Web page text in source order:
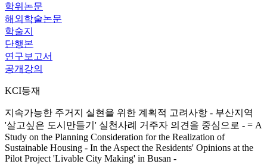
학위논문
해외학술논문
학술지
단행본
연구보고서
공개강의
KCI등재
지속가능한 주거지 실현을 위한 계획적 고려사항 - 부산지역
'살고싶은 도시만들기' 실천사례 거주자 의견을 중심으로 - = A
Study on the Planning Consideration for the Realization of
Sustainable Housing - In the Aspect the Residents' Opinions at the
Pilot Project 'Livable City Making' in Busan -